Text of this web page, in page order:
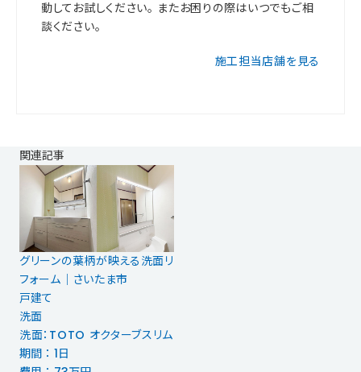
動してお試しください。 またお困りの際はいつでもご相
談ください。
施工担当店舗を見る
関連記事
グリーンの葉柄が映える洗面リ
フォーム｜さいたま市
戸建て
洗面
洗面：TOTO オクターブスリム
期間 ： 1日